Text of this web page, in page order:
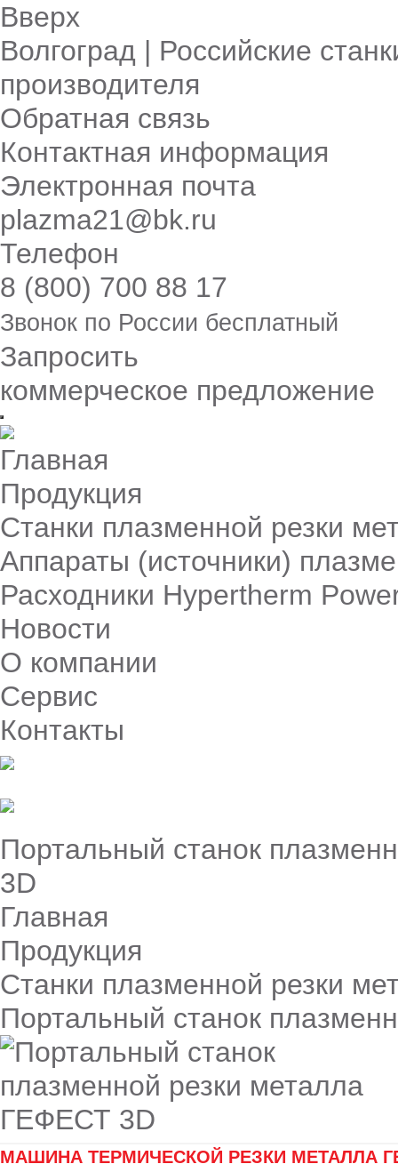
Вверх
Волгоград | Российские
производителя
Обратная связь
Контактная информация
Электронная почта
plazma21@bk.ru
Телефон
8 (800) 700 88 17
Звонок по России бесплатный
Запросить
коммерческое предложение
Главная
Продукция
Станки плазменной резки
Аппараты (источники)
Расходники Hypertherm
Новости
О компании
Сервис
Контакты
Портальный станок
3D
Главная
Продукция
Станки плазменной резки
Портальный станок
МАШИНА ТЕРМИЧЕСКОЙ РЕЗКИ МЕТАЛЛА